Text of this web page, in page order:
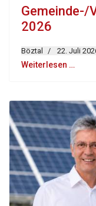
Gemeinde-/
2026
Böztal 22. Juli
Weiterlesen …